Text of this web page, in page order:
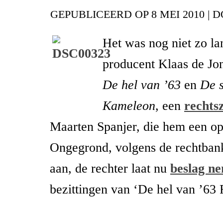
GEPUBLICEERD OP 8 MEI 2010 |
Het was nog niet zo
producent Klaas de
De hel van ’63 enDe
Kameleon, een
Maarten Spanjer, die hem een
Ongegrond, volgens de
aan, de rechter laat nu beslag
bezittingen van ‘De hel van ’63